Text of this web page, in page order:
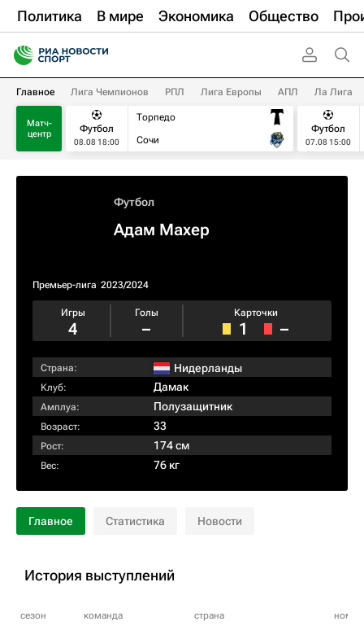
Политика В мире Экономика Общество
Главное Лига Чемпионов РПЛ Лига Европы АПЛ Ла Лига
Матч-
центр
Футбол
08.08 18:00
Торпедо
Сочи
Футбол
07.08 15:00
Футбол
Адам Махер
Премьер-лига 2023/2024
Игры
4
Голы
–
Карточки
1 –
Страна: Нидерланды
Клуб: Дамак
Амплуа: Полузащитник
Возраст: 33
Рост: 174 см
Вес: 76 кг
Главное Статистика Новости
История выступлений
сезон команда страна номер